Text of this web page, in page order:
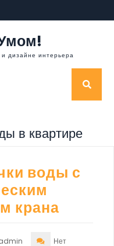
дизайне интерьера
в квартире
воды с
крана
Нет